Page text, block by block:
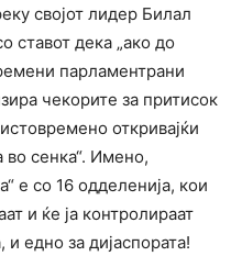
својот лидер Билал
ставот дека „ако до
парламентрани
чекорите за притисок
откривајќи
сенка“. Имено,
е со 16 одделенија, кои
и ќе ја контролираат
и едно за дијаспората!